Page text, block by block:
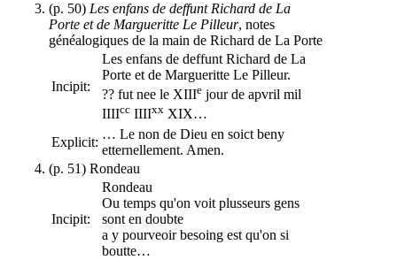
(p. 50) Les enfans de deffunt Richard de La
Porte et de Margueritte Le Pilleur, notes
généalogiques de la main de Richard de La Porte
Incipit:
Les enfans de deffunt Richard de La
Porte et de Margueritte Le Pilleur.
?? fut nee le XIIIe jour de apvril mil
IIIIcc IIIIxx XIX…
Explicit:
… Le non de Dieu en soict beny
etternellement. Amen.
(p. 51) Rondeau
Incipit:
Rondeau
Ou temps qu'on voit plusseurs gens
sont en doubte
a y pourveoir besoing est qu'on si
boutte…